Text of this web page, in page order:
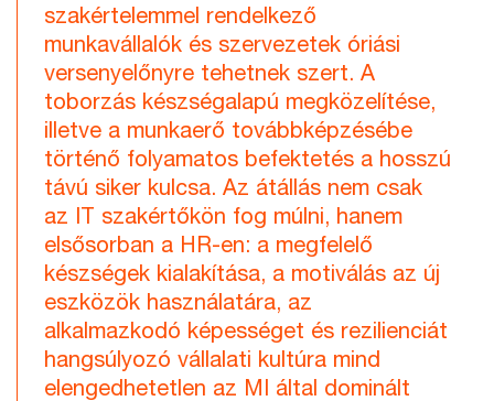
szakértelemmel rendelkező
munkavállalók és szervezetek óriási
versenyelőnyre tehetnek szert. A
toborzás készségalapú megközelítése,
illetve a munkaerő továbbképzésébe
történő folyamatos befektetés a hosszú
távú siker kulcsa. Az átállás nem csak
az IT szakértőkön fog múlni, hanem
elsősorban a HR-en: a megfelelő
készségek kialakítása, a motiválás az új
eszközök használatára, az
alkalmazkodó képességet és rezilienciát
hangsúlyozó vállalati kultúra mind
elengedhetetlen az MI által dominált